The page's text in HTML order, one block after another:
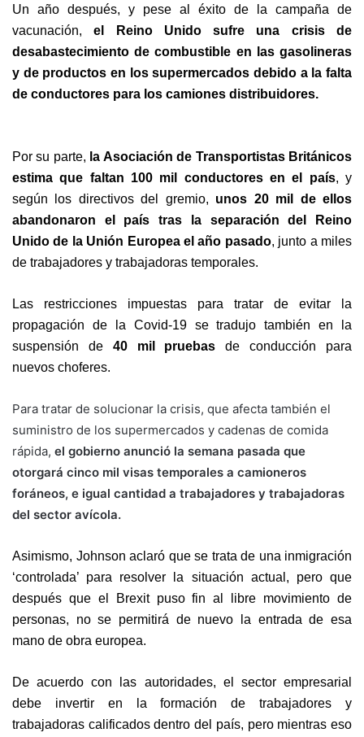
Un año después, y pese al éxito de la campaña de
vacunación,el Reino Unido sufre una crisis de
desabastecimiento de combustible en las gasolineras
y de productos en los supermercados debido a la falta
de conductores para los camiones distribuidores.
Por su parte, la Asociación de Transportistas Británicos
estima que faltan 100 mil conductores en el país, y
según los directivos del gremio, unos 20 mil de ellos
abandonaron el país tras la separación del Reino
Unido de la Unión Europea el año pasado, junto a miles
de trabajadores y trabajadoras temporales.
Las restricciones impuestas para tratar de evitar la
propagación de la Covid-19 se tradujo también en la
suspensión de 40 mil pruebas de conducción para
nuevos choferes.
Para tratar de solucionar la crisis, que afecta también el
suministro de los supermercados y cadenas de comida
rápida, el gobierno anunció la semana pasada que
otorgará cinco mil visas temporales a camioneros
foráneos, e igual cantidad a trabajadores y trabajadoras
del sector avícola.
Asimismo, Johnson aclaró que se trata de una inmigración
‘controlada’ para resolver la situación actual, pero que
después que el Brexit puso fin al libre movimiento de
personas, no se permitirá de nuevo la entrada de esa
mano de obra europea.
De acuerdo con las autoridades, el sector empresarial
debe invertir en la formación de trabajadores y
trabajadoras calificados dentro del país, pero mientras eso